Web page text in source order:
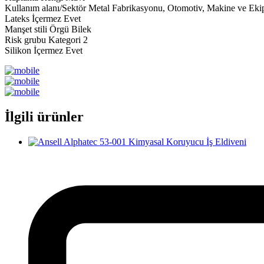
Kullanım alanı/Sektör Metal Fabrikasyonu, Otomotiv, Makine ve
Lateks İçermez Evet
Manşet stili Örgü Bilek
Risk grubu Kategori 2
Silikon İçermez Evet
İlgili ürünler